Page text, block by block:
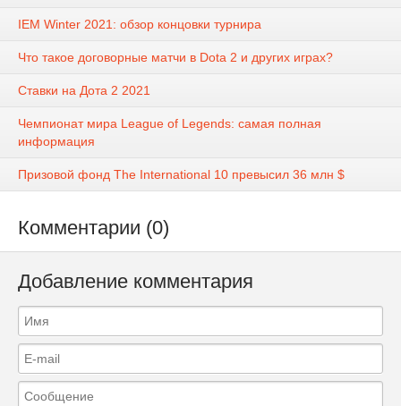
IEM Winter 2021: обзор концовки турнира
Что такое договорные матчи в Dota 2 и других играх?
Ставки на Дота 2 2021
Чемпионат мира League of Legends: самая полная
информация
Призовой фонд The ​​International 10 превысил 36 млн $
Комментарии (0)
Добавление комментария